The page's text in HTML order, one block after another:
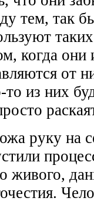
тем, так
когда
от
то из них
руку на
живого,